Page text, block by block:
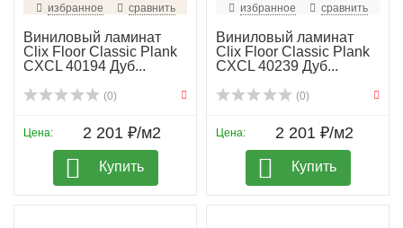
избранное сравнить
Виниловый ламинат
Clix Floor Classic Plank
CXCL 40194 Дуб...
(0)
Цена: 2 201 ₽/м2
Купить
избранное сравнить
Виниловый ламинат
Clix Floor Classic Plank
CXCL 40239 Дуб...
(0)
Цена: 2 201 ₽/м2
Купить